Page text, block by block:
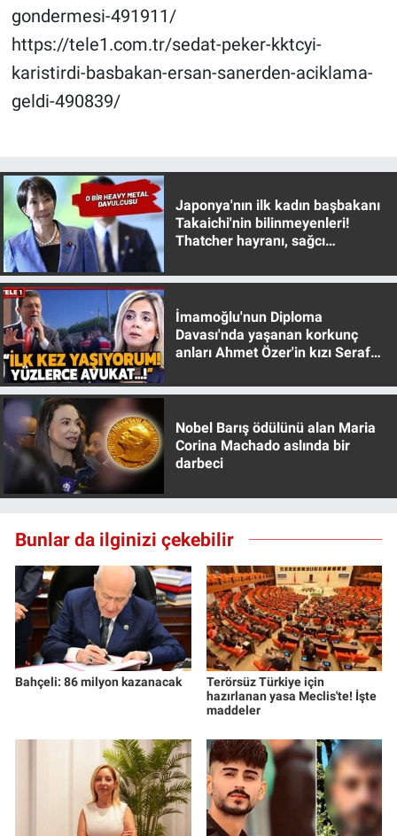
gondermesi-491911/
https://tele1.com.tr/sedat-peker-kktcyi-
karistirdi-basbakan-ersan-sanerden-aciklama-
geldi-490839/
Japonya'nın ilk kadın başbakanı
Takaichi'nin bilinmeyenleri!
Thatcher hayranı, sağcı
İmamoğlu'nun Diploma
Davası'nda yaşanan korkunç
anları Ahmet Özer'in kızı Seraf
Nobel Barış ödülünü alan Maria
Corina Machado aslında bir
darbeci
Bunlar da ilginizi çekebilir
Bahçeli: 86 milyon kazanacak
Terörsüz Türkiye için
hazırlanan yasa Meclis'te! İşte
maddeler
Nedir
Popüler
Sağlık
Spor
Teknoloji
Türkiye'nin Geleceği
Türkiye'nin Gündemi
Yerel Gündem
Yerel Yaşam
Canlı Yayın